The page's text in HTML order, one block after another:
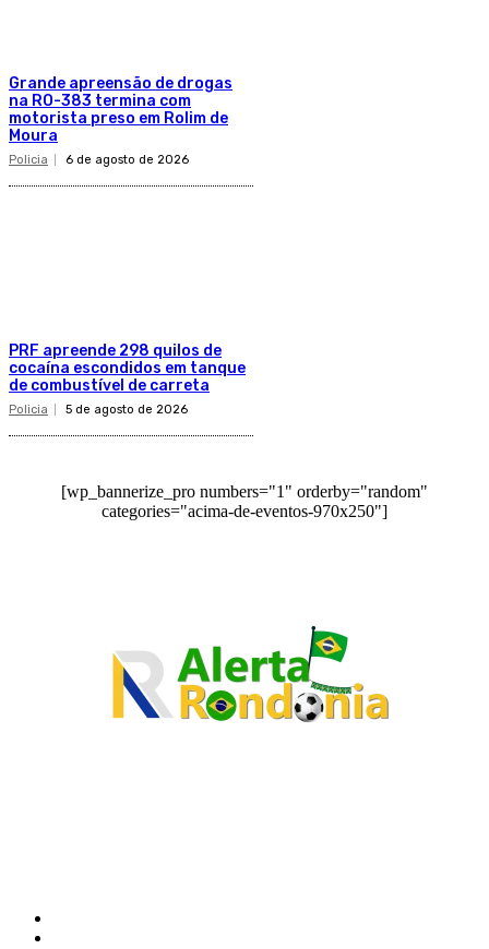
Grande apreensão de drogas
na RO-383 termina com
motorista preso em Rolim de
Moura
Policia 6 de agosto de 2026
PRF apreende 298 quilos de
cocaína escondidos em tanque
de combustível de carreta
Policia 5 de agosto de 2026
[wp_bannerize_pro numbers="1" orderby="random"
categories="acima-de-eventos-970x250"]